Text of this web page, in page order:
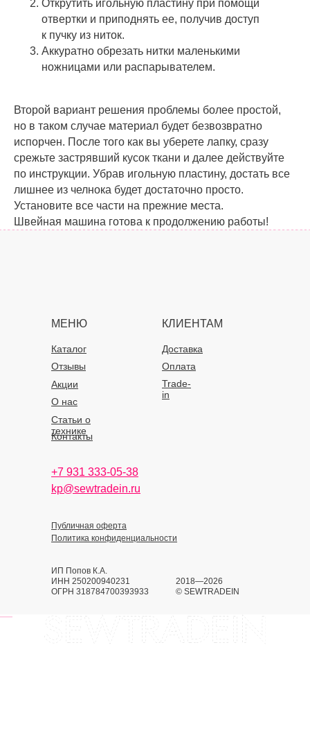
Открутить игольную пластину при помощи
отвертки и приподнять ее, получив доступ
к пучку из ниток.
Аккуратно обрезать нитки маленькими
ножницами или распарывателем.
Второй вариант решения проблемы более простой,
но в таком случае материал будет безвозвратно
испорчен. После того как вы уберете лапку, сразу
срежьте застрявший кусок ткани и далее действуйте
по инструкции. Убрав игольную пластину, достать все
лишнее из челнока будет достаточно просто.
Установите все части на прежние места.
Швейная машина готова к продолжению работы!
МЕНЮ КЛИЕНТАМ
Каталог
О нас
Доставка
Статьи о
технике
Оплата
Отзывы
Акции
Контакты
Trade-
in
+7 931 333-05-38
kp@sewtradein.ru
ИП Попов К.А.
ИНН 250200940231
ОГРН 318784700393933
Политика конфиденциальности
Публичная оферта
2018—2026
© SEWTRADEIN